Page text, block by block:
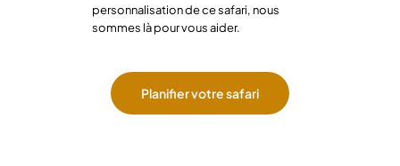
personnalisation de ce safari, nous
sommes là pour vous aider.
Planifier votre safari